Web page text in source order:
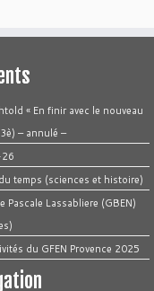
« En finir avec le nouveau
– annulé –
temps (sciences et histoire)
Pascale Lassabliere (GBEN)
du GFEN Provence 2025